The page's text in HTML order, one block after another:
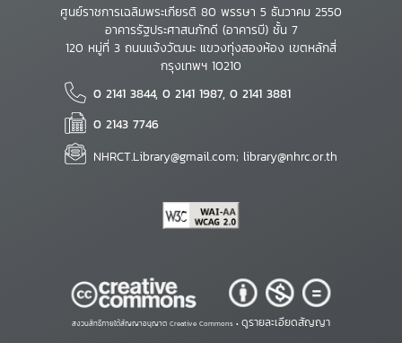
ศูนย์ราชการเฉลิมพระเกียรติ 80 พรรษา 5 ธันวาคม 2550
อาคารรัฐประศาสนภักดี (อาคารบี) ชั้น 7
120 หมู่ที่ 3 ถนนแจ้งวัฒนะ แขวงทุ่งสองห้อง เขตหลักสี่
กรุงเทพฯ 10210
0 2141 3844, 0 2141 1987, 0 2141 3881
0 2143 7746
NHRCT.Library@gmail.com; library@nhrc.or.th
สงวนสิทธิ์ภายใต้สัญญาอนุญาต Creative Commons • ดูรายละเอียดสัญญา